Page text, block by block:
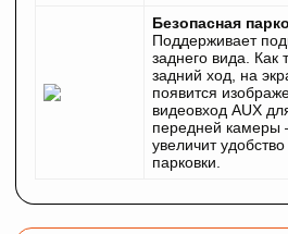
Безопасная
Поддерживает
заднего вида. Как
задний ход, на
появится
видеовход AUX
передней
увеличит
парковки.